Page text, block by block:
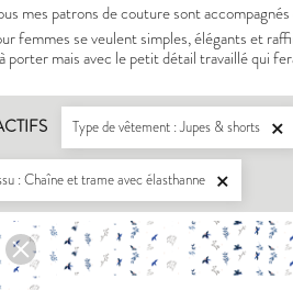
mes patrons de couture sont
femmes se veulent simples, élégants et
porter mais avec le petit détail travaillé qui
Type de vêtement : Jupes & shorts 
: Chaîne et trame avec élasthanne 